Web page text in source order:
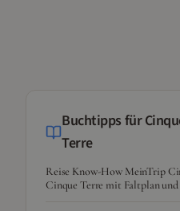
Buchtipps für
Terre
Reise Know-How MeinTrip
Cinque Terre mit Faltplan